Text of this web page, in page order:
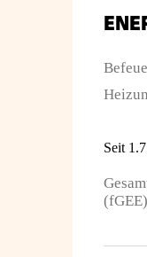
Seit
(fGEE)